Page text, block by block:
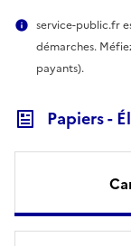
service-public.fr
démarches.
payants).
Papiers -